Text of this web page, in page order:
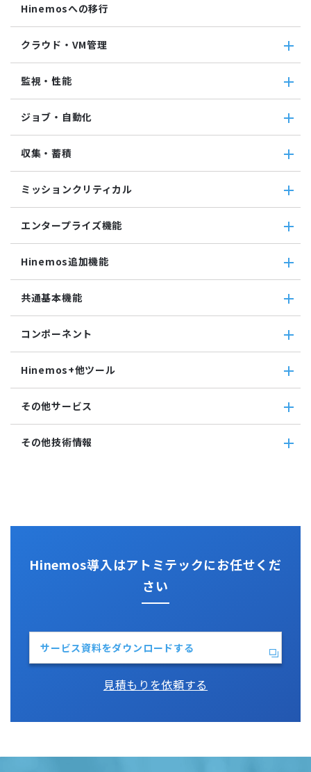
Hinemosへの移行
クラウド・VM管理
クラウド・VM共通
クラウド管理機能(AWS)
VM管理機能
監視・性能
パケットキャプチャ監視
カスタムトラップ監視
カスタム監視
バイナリファイル監視
収集値統合監視
ログ件数監視
システムログ監視
JMX監視
SQL監視
SNMPTRAP監視
SNMP監視
HTTPシナリオ監視
Hinemosエージェント監視
Windowsイベント監視
サービス・ポート監視
リソース監視
プロセス監視
ジョブ・自動化
ジョブ機能全般について
コマンドジョブ
ファイル転送ジョブ
参照ジョブ
環境構築機能
実行契機
ファイルチェックジョブ
監視ジョブ
承認ジョブ
収集・蓄積
転送
ダウンロード
検索
蓄積
収集
ミッションクリティカル
ミッションクリティカル（Linux）
ミッションクリティカル（Windows）
エンタープライズ機能
インシデント管理連携ツール
Grafana
ユーティリティ機能
レポーティング
ノードマップ
Hinemos追加機能
Hinemosインシデントダッシュボード
メッセージフィルタ
Hinemosセキュリティオプション
共通基本機能
セルフチェック
メンテナンス
通知
アカウント
カレンダ
コンポーネント
Hinemosエージェント
Hinemosクライアント
Hinemosマネージャ
Hinemos+他ツール
google apps
teams
slack
その他サービス
CloudGate UNO
その他技術情報
Hinemos導入はアトミテックにお任せくだ
さい
サービス資料をダウンロードする
見積もりを依頼する